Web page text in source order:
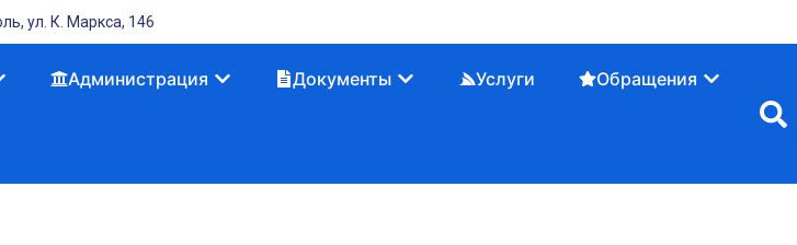
ул. К. Маркса, 146
Администрация Документы Услуги Обращения